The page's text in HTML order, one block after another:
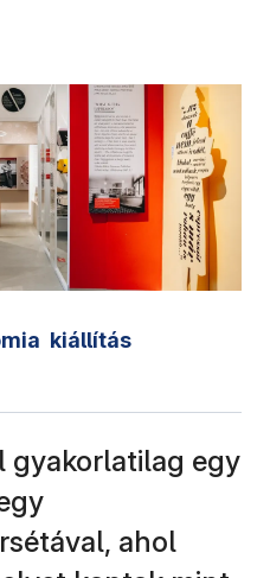
kiállítás
gyakorlatilag egy
ahol